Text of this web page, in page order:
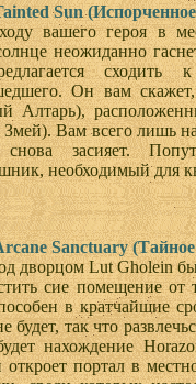
Sun
вашего героя в
неожиданно
сходить
Он вам
Алтарь),
Змей). Вам всего лишь
снова засияет.
необходимый для
Sanctuary
дворцом Lut Gholein
сие помещение
в кратчайшие
будет, так что
нахождение
откроет портал в